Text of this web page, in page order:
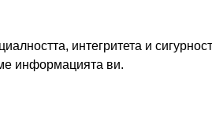
интегритета и
информацията ви.